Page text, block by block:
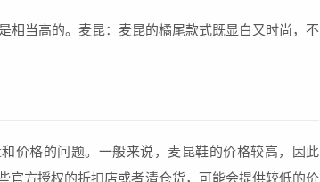
相当高的。麦昆：麦昆的橘尾款式既显白又时尚，不
价格的问题。一般来说，麦昆鞋的价格较高，因此
方授权的折扣店或者清仓货，可能会提供较低的价